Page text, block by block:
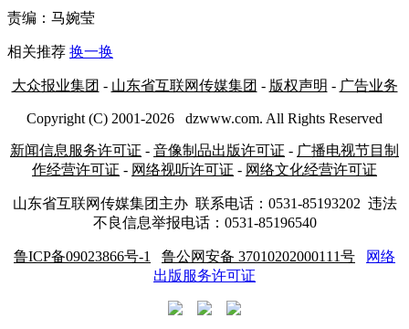
责编：马婉莹
相关推荐 换一换
大众报业集团 - 山东省互联网传媒集团 - 版权声明 - 广告业务
Copyright (C) 2001-2026 dzwww.com. All Rights Reserved
新闻信息服务许可证 - 音像制品出版许可证 - 广播电视节目制
作经营许可证 - 网络视听许可证 - 网络文化经营许可证
山东省互联网传媒集团主办 联系电话：0531-85193202 违法
不良信息举报电话：0531-85196540
鲁ICP备09023866号-1 鲁公网安备 37010202000111号
网络
出版服务许可证